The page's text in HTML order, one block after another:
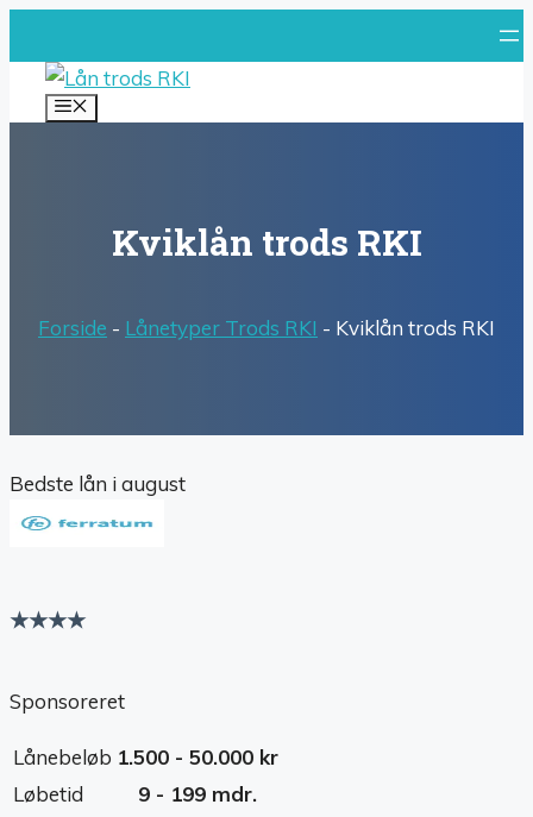
til
indhold
Kviklån trods RKI
Forside - Lånetyper Trods RKI - Kviklån trods RKI
Bedste lån i august
★★★★
Sponsoreret
Lånebeløb 1.500 - 50.000 kr
Løbetid
9 - 199 mdr.